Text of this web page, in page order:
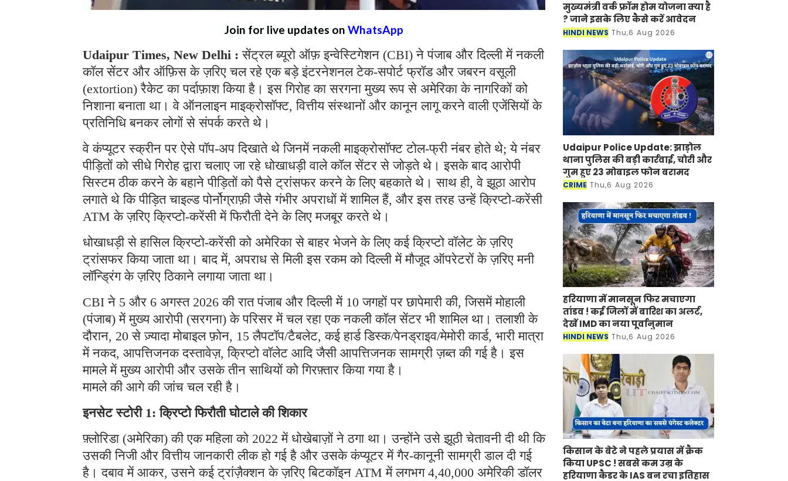
Join for live updates on WhatsApp
Udaipur Times, New Delhi :सेंट्रल ब्यूरो ऑफ़ इन्वेस्टिगेशन (CBI) ने पंजाब और दिल्ली में नकली
कॉल सेंटर और ऑफ़िस के ज़रिए चल रहे एक बड़े इंटरनेशनल टेक-सपोर्ट फ्रॉड और जबरन वसूली
(extortion) रैकेट का पर्दाफ़ाश किया है। इस गिरोह का सरगना मुख्य रूप से अमेरिका के नागरिकों को
निशाना बनाता था। वे ऑनलाइन माइक्रोसॉफ्ट, वित्तीय संस्थानों और कानून लागू करने वाली एजेंसियों के
प्रतिनिधि बनकर लोगों से संपर्क करते थे।
वे कंप्यूटर स्क्रीन पर ऐसे पॉप-अप दिखाते थे जिनमें नकली माइक्रोसॉफ्ट टोल-फ्री नंबर होते थे; ये नंबर
पीड़ितों को सीधे गिरोह द्वारा चलाए जा रहे धोखाधड़ी वाले कॉल सेंटर से जोड़ते थे। इसके बाद आरोपी
सिस्टम ठीक करने के बहाने पीड़ितों को पैसे ट्रांसफर करने के लिए बहकाते थे। साथ ही, वे झूठा आरोप
लगाते थे कि पीड़ित चाइल्ड पोर्नोग्राफ़ी जैसे गंभीर अपराधों में शामिल हैं, और इस तरह उन्हें क्रिप्टो-करेंसी
ATM के ज़रिए क्रिप्टो-करेंसी में फिरौती देने के लिए मजबूर करते थे।
धोखाधड़ी से हासिल क्रिप्टो-करेंसी को अमेरिका से बाहर भेजने के लिए कई क्रिप्टो वॉलेट के ज़रिए
ट्रांसफर किया जाता था। बाद में, अपराध से मिली इस रकम को दिल्ली में मौजूद ऑपरेटरों के ज़रिए मनी
लॉन्ड्रिंग के ज़रिए ठिकाने लगाया जाता था।
CBI ने 5 और 6 अगस्त 2026 की रात पंजाब और दिल्ली में 10 जगहों पर छापेमारी की, जिसमें मोहाली
(पंजाब) में मुख्य आरोपी (सरगना) के परिसर में चल रहा एक नकली कॉल सेंटर भी शामिल था। तलाशी के
दौरान, 20 से ज़्यादा मोबाइल फ़ोन, 15 लैपटॉप/टैबलेट, कई हार्ड डिस्क/पेनड्राइव/मेमोरी कार्ड, भारी मात्रा
में नकद, आपत्तिजनक दस्तावेज़, क्रिप्टो वॉलेट आदि जैसी आपत्तिजनक सामग्री ज़ब्त की गई है। इस
मामले में मुख्य आरोपी और उसके तीन साथियों को गिरफ़्तार किया गया है।
मामले की आगे की जांच चल रही है।
इनसेट स्टोरी 1: क्रिप्टो फिरौती घोटाले की शिकार
फ़्लोरिडा (अमेरिका) की एक महिला को 2022 में धोखेबाज़ों ने ठगा था। उन्होंने उसे झूठी चेतावनी दी थी कि
उसकी निजी और वित्तीय जानकारी लीक हो गई है और उसके कंप्यूटर में गैर-कानूनी सामग्री डाल दी गई
है। दबाव में आकर, उसने कई ट्रांज़ैक्शन के ज़रिए बिटकॉइन ATM में लगभग 4,40,000 अमेरिकी डॉलर
मुख्यमंत्री वर्क फ्रॉम होम योजना क्या है
? जाने इसके लिए कैसे करें आवेदन
HINDI NEWS Thu,6 Aug 2026
Udaipur Police Update: झाड़ोल
थाना पुलिस की बड़ी कार्रवाई, चोरी और
गुम हुए 23 मोबाइल फोन बरामद
CRIME Thu,6 Aug 2026
हरियाणा में मानसून फिर मचाएगा
तांडव ! कई जिलों में बारिश का अलर्ट,
देखें IMD का नया पूर्वानुमान
HINDI NEWS Thu,6 Aug 2026
किसान के बेटे ने पहले प्रयास में क्रैक
किया UPSC ! सबसे कम उम्र के
हरियाणा कैडर के IAS बन रचा इतिहास